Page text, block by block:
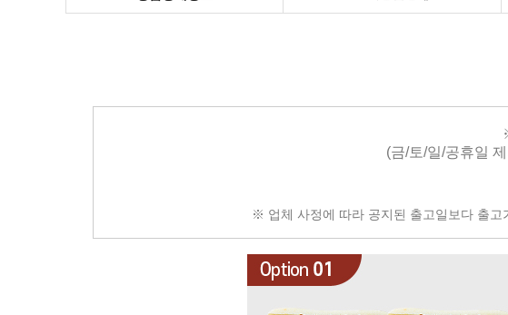
(금/토/일/공휴일
※ 업체 사정에 따라 공지된 출고일보다 출고